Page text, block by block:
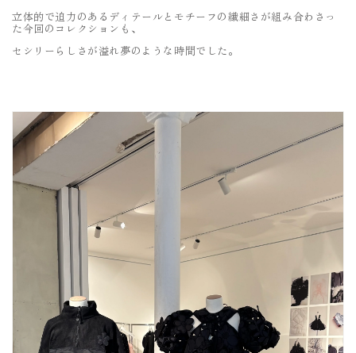
立体的で迫力のあるディテールとモチーフの繊細さが組み合わさっ
た今回のコレクションも、
セシリーらしさが溢れ夢のような時間でした。